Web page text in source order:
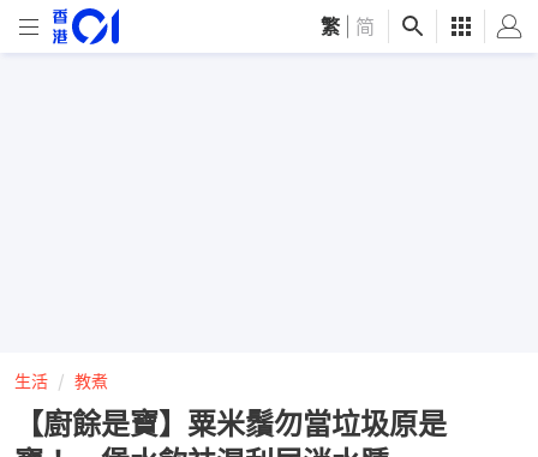
繁 简
生活 教煮
【廚餘是寶】粟米鬚勿當垃圾原是